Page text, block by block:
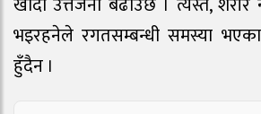
भइरहनेले रगतसम्बन्धी समस्या
हुँदैन ।